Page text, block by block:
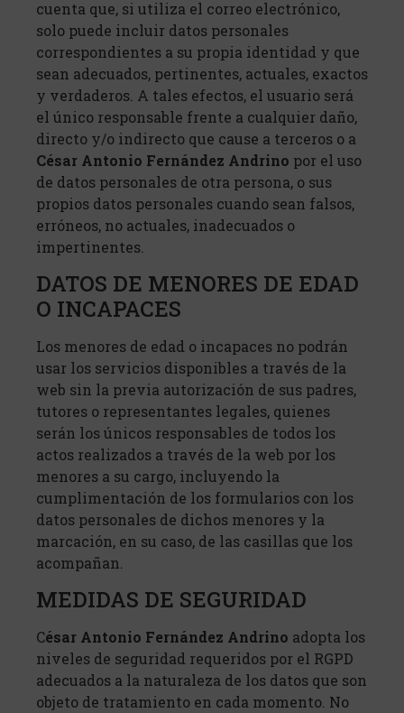
cuenta que, si utiliza el correo electrónico,
solo puede incluir datos personales
correspondientes a su propia identidad y que
sean adecuados, pertinentes, actuales, exactos
y verdaderos. A tales efectos, el usuario será
el único responsable frente a cualquier daño,
directo y/o indirecto que cause a terceros o a
César Antonio Fernández Andrino por el uso
de datos personales de otra persona, o sus
propios datos personales cuando sean falsos,
erróneos, no actuales, inadecuados o
impertinentes.
DATOS DE MENORES DE EDAD
O INCAPACES
Los menores de edad o incapaces no podrán
usar los servicios disponibles a través de la
web sin la previa autorización de sus padres,
tutores o representantes legales, quienes
serán los únicos responsables de todos los
actos realizados a través de la web por los
menores a su cargo, incluyendo la
cumplimentación de los formularios con los
datos personales de dichos menores y la
marcación, en su caso, de las casillas que los
acompañan.
MEDIDAS DE SEGURIDAD
César Antonio Fernández Andrino adopta los
niveles de seguridad requeridos por el RGPD
adecuados a la naturaleza de los datos que son
objeto de tratamiento en cada momento. No